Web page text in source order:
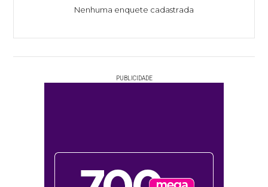
Nenhuma enquete cadastrada
PUBLICIDADE